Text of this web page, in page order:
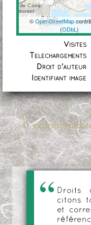
Coordonnées
©OpenStreetMap
(ODbL)
Visites
Téléchargements
Droit d'auteur
Identifiant image
0
Droits
citons
et